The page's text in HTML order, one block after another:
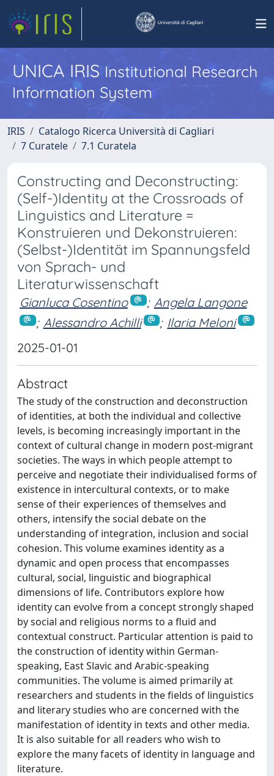
UNICA IRISInstitutional Research
Information System
IRIS
Catalogo Ricerca Università di Cagliari
7 Curatele
7.1 Curatela
Constructing and Deconstructing:
(Self-)Identity at the Crossroads of
Linguistics and Literature =
Konstruieren und Dekonstruieren:
(Selbst-)Identität im Spannungsfeld
von Sprach- und
Literaturwissenschaft
Gianluca Cosentino ; Angela Langone
; Alessandro Achilli ; Ilaria Meloni
2025-01-01
Abstract
The study of the construction and deconstruction
of identities, at both the individual and collective
levels, is becoming increasingly important in the
context of cultural change in modern post-migrant
societies. The ways in which people attempt to
perceive and negotiate their individualised forms of
existence in intercultural contexts, or to make
sense of their experiences of themselves and
others, intensify the social debate on the
understanding of integration, inclusion and social
cohesion. This volume examines identity as a
dynamic and open process that encompasses
cultural, social, linguistic and biographical
dimensions of life. Contributors explore how
identity can evolve from a concept strongly shaped
by social and religious norms to a fluid and
contextual construct. Particular attention is paid to
the construction of identity within German-
speaking, East Slavic and Arabic-speaking
communities. The volume is aimed primarily at
researchers and students in the fields of linguistics
and literary studies who are concerned with the
manifestation of identity in texts and other media.
It is also suitable for all readers who wish to
explore the many facets of identity in language and
literature.